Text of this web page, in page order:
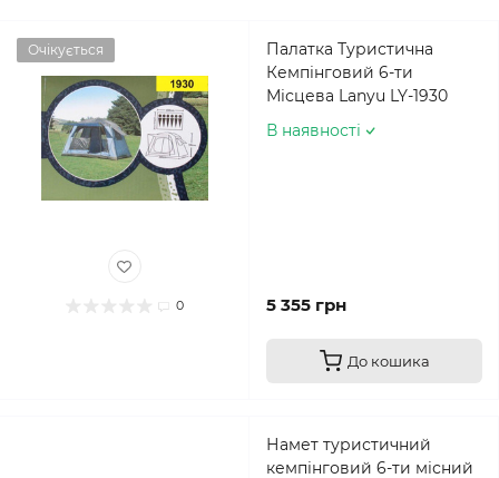
Очікується
0
Палатка Туристична
Кемпінговий 6-ти
Місцева Lanyu LY-1930
В наявності
5 355 грн
До кошика
Намет туристичний
кемпінговий 6-ти місний